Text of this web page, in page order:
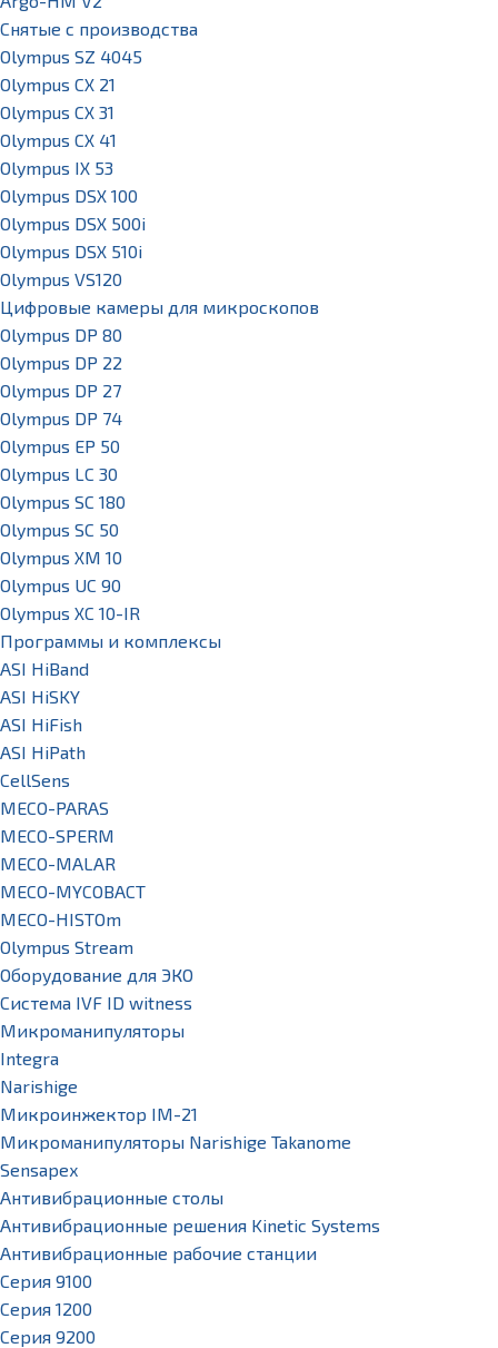
Снятые с производства
Olympus SZ 4045
Olympus CX 21
Olympus CX 31
Olympus CX 41
Olympus IX 53
Olympus DSX 100
Olympus DSX 500i
Olympus DSX 510i
Olympus VS120
Цифровые камеры для микроскопов
Olympus DP 80
Olympus DP 22
Olympus DP 27
Olympus DP 74
Olympus EP 50
Olympus LC 30
Olympus SC 180
Olympus SC 50
Olympus XM 10
Olympus UC 90
Olympus XC 10-IR
Программы и комплексы
ASI HiBand
ASI HiSKY
ASI HiFish
ASI HiPath
CellSens
MECO-PARAS
MECO-SPERM
MECO-MALAR
MECO-MYCOBACT
MECO-HISTOm
Olympus Stream
Оборудование для ЭКО
Система IVF ID witness
Микроманипуляторы
Integra
Narishige
Микроинжектор IM-21
Микроманипуляторы Narishige Takanome
Sensapex
Антивибрационные столы
Антивибрационные решения Kinetic Systems
Антивибрационные рабочие станции
Серия 9100
Серия 1200
Серия 9200